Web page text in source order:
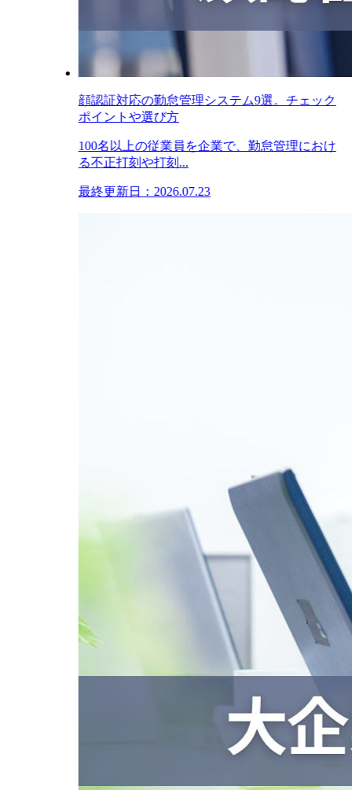
顔認証対応の勤怠管理システム9選。チェック
ポイントや選び方
100名以上の従業員を企業で、勤怠管理におけ
る不正打刻や打刻...
最終更新日：2026.07.23